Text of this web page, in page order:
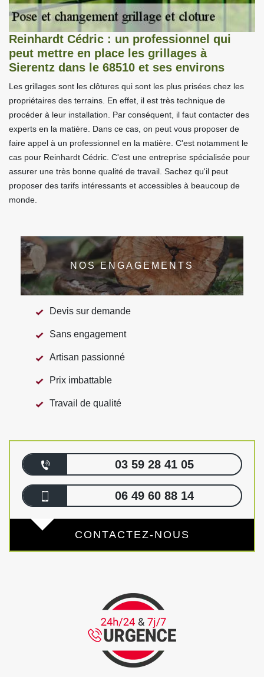
Reinhardt Cédric : un professionnel qui
peut mettre en place les grillages à
Sierentz dans le 68510 et ses environs
Les grillages sont les clôtures qui sont les plus prisées chez les
propriétaires des terrains. En effet, il est très technique de
procéder à leur installation. Par conséquent, il faut contacter des
experts en la matière. Dans ce cas, on peut vous proposer de
faire appel à un professionnel en la matière. C'est notamment le
cas pour Reinhardt Cédric. C'est une entreprise spécialisée pour
assurer une très bonne qualité de travail. Sachez qu'il peut
proposer des tarifs intéressants et accessibles à beaucoup de
monde.
NOS ENGAGEMENTS
Devis sur demande
Sans engagement
Artisan passionné
Prix imbattable
Travail de qualité
03 59 28 41 05
06 49 60 88 14
CONTACTEZ-NOUS